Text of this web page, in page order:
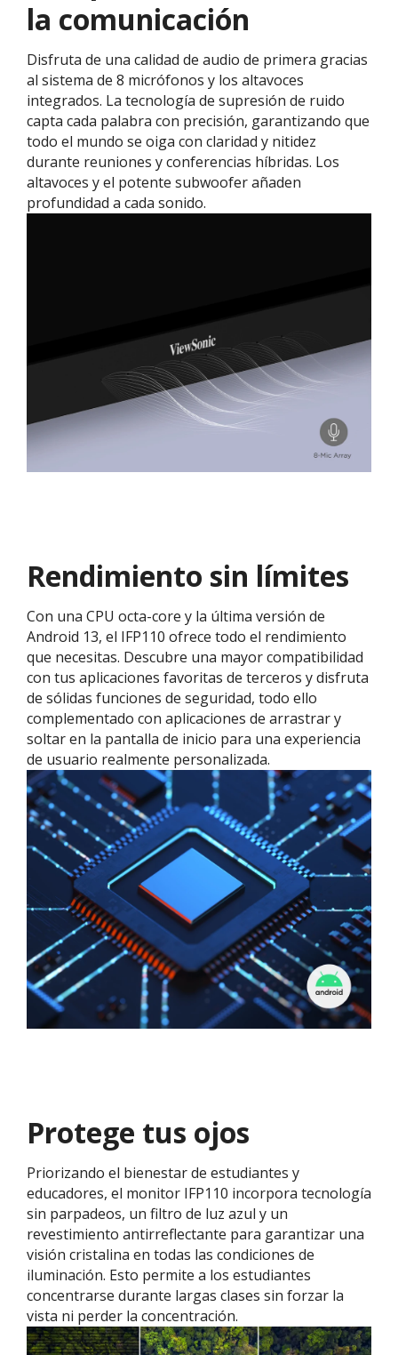
la comunicación
Disfruta de una calidad de audio de primera gracias
al sistema de 8 micrófonos y los altavoces
integrados. La tecnología de supresión de ruido
capta cada palabra con precisión, garantizando que
todo el mundo se oiga con claridad y nitidez
durante reuniones y conferencias híbridas. Los
altavoces y el potente subwoofer añaden
profundidad a cada sonido.
Rendimiento sin límites
Con una CPU octa-core y la última versión de
Android 13, el IFP110 ofrece todo el rendimiento
que necesitas. Descubre una mayor compatibilidad
con tus aplicaciones favoritas de terceros y disfruta
de sólidas funciones de seguridad, todo ello
complementado con aplicaciones de arrastrar y
soltar en la pantalla de inicio para una experiencia
de usuario realmente personalizada.
Protege tus ojos
Priorizando el bienestar de estudiantes y
educadores, el monitor IFP110 incorpora tecnología
sin parpadeos, un filtro de luz azul y un
revestimiento antirreflectante para garantizar una
visión cristalina en todas las condiciones de
iluminación. Esto permite a los estudiantes
concentrarse durante largas clases sin forzar la
vista ni perder la concentración.